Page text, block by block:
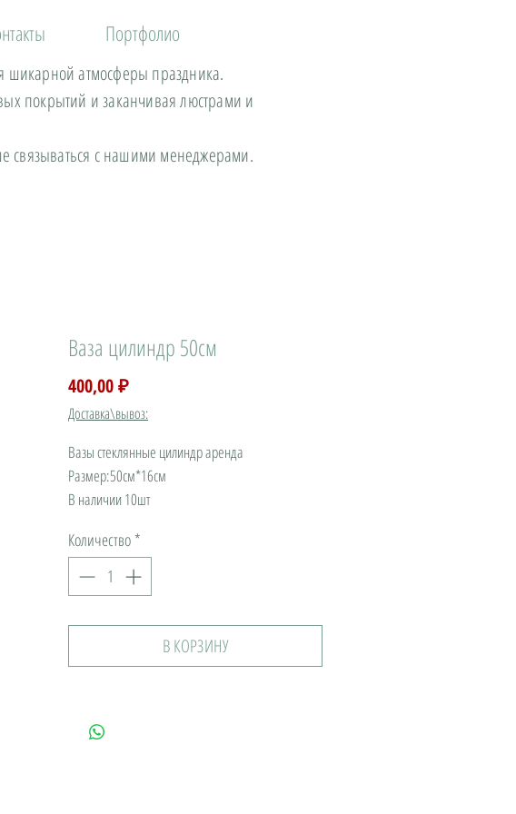
Портфолио
шикарной атмосферы праздника.
покрытий и заканчивая люстрами и
связываться с нашими менеджерами.
Ваза цилиндр 50см
400,00 ₽Цена
Доставка\вывоз:
Вазы стеклянные цилиндр аренда
Размер:50см*16см
В наличии 10шт
Количество *
В КОРЗИНУ